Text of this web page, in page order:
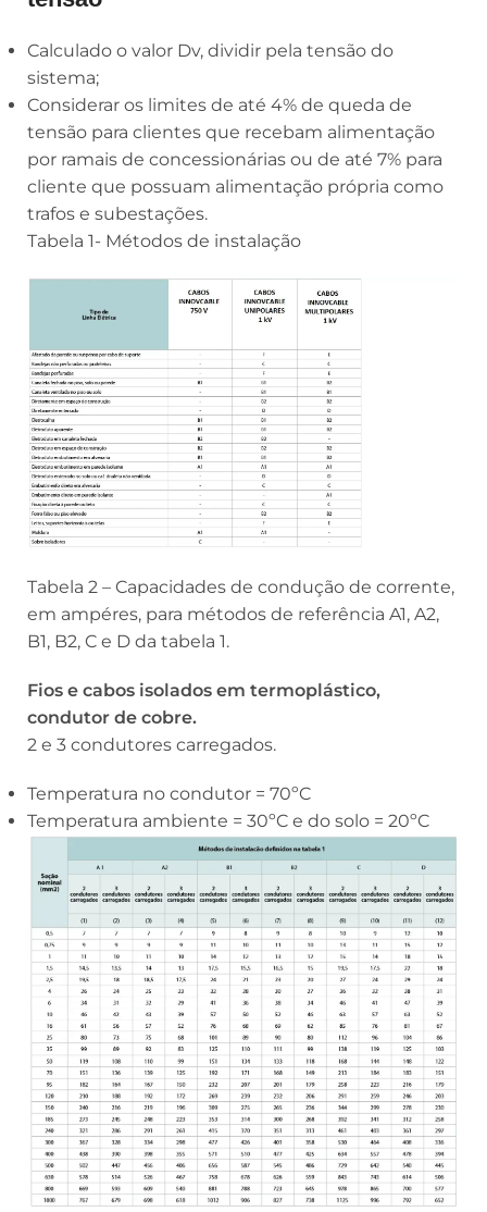
Calculado o valor Dv, dividir pela tensão do
sistema;
Considerar os limites de até 4% de queda de
tensão para clientes que recebam alimentação
por ramais de concessionárias ou de até 7% para
cliente que possuam alimentação própria como
trafos e subestações.
Tabela 1- Métodos de instalação
Tabela 2 – Capacidades de condução de corrente,
em ampéres, para métodos de referência A1, A2,
B1, B2, C e D da tabela 1.
Fios e cabos isolados em termoplástico,
condutor de cobre.
2 e 3 condutores carregados.
Temperatura no condutor = 70ºC
Temperatura ambiente = 30ºC e do solo = 20ºC